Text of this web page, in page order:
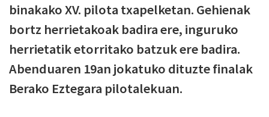
binakako XV. pilota txapelketan. Gehienak
bortz herrietakoak badira ere, inguruko
herrietatik etorritako batzuk ere badira.
Abenduaren 19an jokatuko dituzte finalak
Berako Eztegara pilotalekuan.